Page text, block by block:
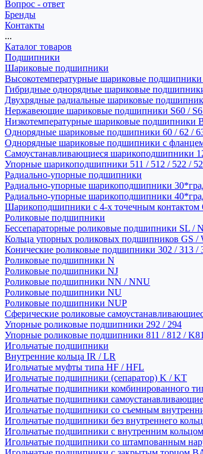
Вопрос - ответ
Бренды
Контакты
...
Каталог товаров
Подшипники
Шариковые подшипники
Высокотемпературные шариковые
Гибридные однорядные шариковые
Двухрядные радиальные шариковые
Нержавеющие шариковые подшипники S60 /
Низкотемпературные шариковые подшипники
Однорядные шариковые подшипники 60 / 62 /
Однорядные шариковые подшипники с
Самоустанавливающиеся шарикоподшипники
Упорные шарикоподшипники 511 / 512 / 522 /
Радиально-упорные подшипники
Радиально-упорные шарикоподшипники
Радиально-упорные шарикоподшипники
Шарикоподшипники с 4-х точечным контактом
Роликовые подшипники
Бессепараторные роликовые подшипники SL /
Кольца упорных роликовых подшипников GS /
Конические роликовые подшипники 302 / 313 /
Роликовые подшипники N
Роликовые подшипники NJ
Роликовые подшипники NN / NNU
Роликовые подшипники NU
Роликовые подшипники NUP
Сферические роликовые
Упорные роликовые подшипники 292 / 294
Упорные роликовые подшипники 811 / 812 /
Игольчатые подшипники
Внутренние кольца IR / LR
Игольчатые муфты типа HF / HFL
Игольчатые подшипники (сепаратор) K / KT
Игольчатые подшипники комбинированного
Игольчатые подшипники
Игольчатые подшипники со съемным
Игольчатые подшипники без внутреннего
Игольчатые подшипники с внутренним
Игольчатые подшипники со штампованным